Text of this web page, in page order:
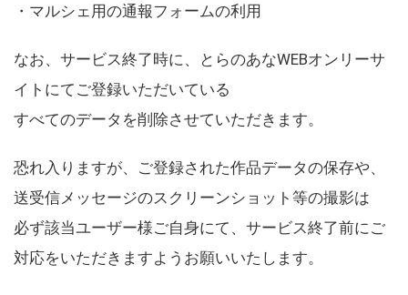
・マルシェ用の通報フォームの利用
なお、サービス終了時に、とらのあなWEBオンリーサ
イトにてご登録いただいている
すべてのデータを削除させていただきます。
恐れ入りますが、ご登録された作品データの保存や、
送受信メッセージのスクリーンショット等の撮影は
必ず該当ユーザー様ご自身にて、サービス終了前にご
対応をいただきますようお願いいたします。